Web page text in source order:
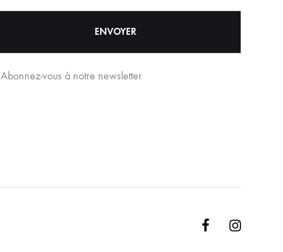
Abonnez-vous à notre newsletter
Facebook